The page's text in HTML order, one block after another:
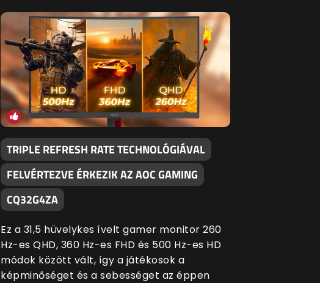
TRIPLE REFRESH RATE TECHNOLÓGIÁVAL
FELVÉRTEZVE ÉRKEZIK AZ AOC GAMING
CQ32G4ZA
Ez a 31,5 hüvelykes ívelt gamer monitor 260
Hz-es QHD, 360 Hz-es FHD és 500 Hz-es HD
módok között vált, így a játékosok a
képminőséget és a sebességet az éppen